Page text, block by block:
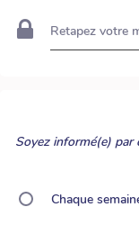
Retapez votre
Soyez informé(e) par
Chaque